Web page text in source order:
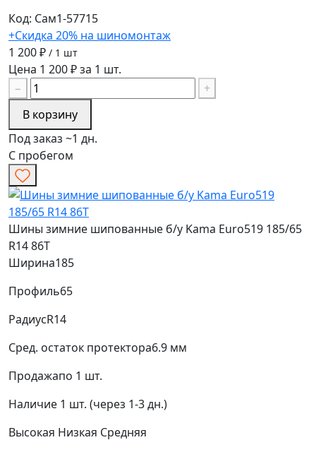
Код: Сам1-57715
+Скидка 20% на шиномонтаж
1 200 ₽ / 1 шт
Цена 1 200 ₽ за 1 шт.
−
+
В корзину
Под заказ ~1 дн.
С пробегом
Шины зимние шипованные б/у Kama Euro519 185/65
R14 86T
Ширина185
Профиль65
РадиусR14
Сред. остаток протектора6.9 мм
Продажапо 1 шт.
Наличие 1 шт. (через 1-3 дн.)
Высокая Низкая Средняя